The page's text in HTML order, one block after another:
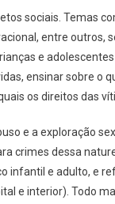
sociais. Temas
entre outros,
e
ensinar sobre o
os direitos das
e a exploração
crimes dessa
infantil e adulto, e
e interior). Todo